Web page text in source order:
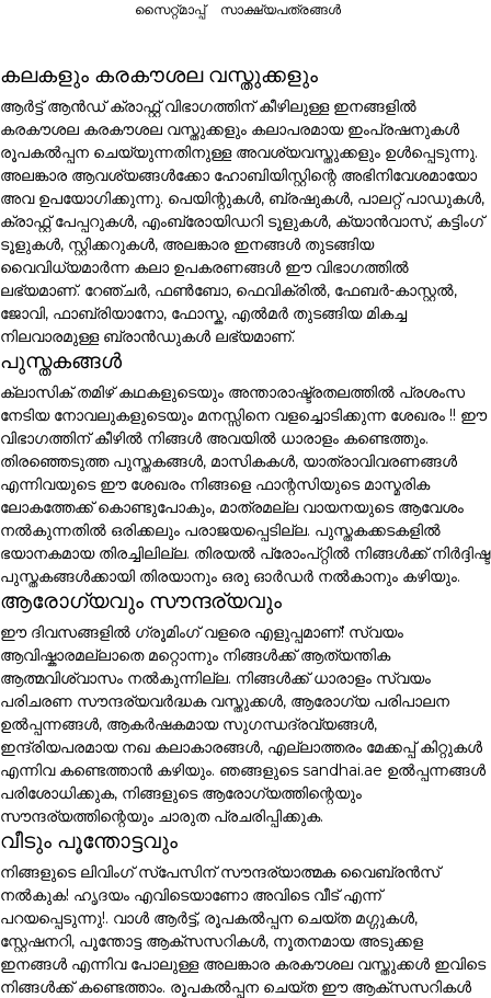
സൈറ്റ്മാപ്പ് സാക്ഷ്യപത്രങ്ങൾ
കലകളും കരകൗശല വസ്തുക്കളും
ആർട്ട് ആൻഡ് ക്രാഫ്റ്റ് വിഭാഗത്തിന് കീഴിലുള്ള ഇനങ്ങളിൽ
കരകൗശല കരകൗശല വസ്തുക്കളും കലാപരമായ ഇംപ്രഷനുകൾ
രൂപകൽപ്പന ചെയ്യുന്നതിനുള്ള അവശ്യവസ്തുക്കളും ഉൾപ്പെടുന്നു.
അലങ്കാര ആവശ്യങ്ങൾക്കോ ഹോബിയിസ്റ്റിന്റെ അഭിനിവേശമായോ
അവ ഉപയോഗിക്കുന്നു. പെയിന്റുകൾ, ബ്രഷുകൾ, പാലറ്റ് പാഡുകൾ,
ക്രാഫ്റ്റ് പേപ്പറുകൾ, എംബ്രോയിഡറി ടൂളുകൾ, ക്യാൻവാസ്, കട്ടിംഗ്
ടൂളുകൾ, സ്റ്റിക്കറുകൾ, അലങ്കാര ഇനങ്ങൾ തുടങ്ങിയ
വൈവിധ്യമാർന്ന കലാ ഉപകരണങ്ങൾ ഈ വിഭാഗത്തിൽ
ലഭ്യമാണ്. റേഞ്ചർ, ഫൺബോ, ഫെവിക്രിൽ, ഫേബർ-കാസ്റ്റൽ,
ജോവി, ഫാബ്രിയാനോ, ഫോസ്ക, എൽമർ തുടങ്ങിയ മികച്ച
നിലവാരമുള്ള ബ്രാൻഡുകൾ ലഭ്യമാണ്.
പുസ്തകങ്ങൾ
ക്ലാസിക് തമിഴ് കഥകളുടെയും അന്താരാഷ്ട്രതലത്തിൽ പ്രശംസ
നേടിയ നോവലുകളുടെയും മനസ്സിനെ വളച്ചൊടിക്കുന്ന ശേഖരം !! ഈ
വിഭാഗത്തിന് കീഴിൽ നിങ്ങൾ അവയിൽ ധാരാളം കണ്ടെത്തും.
തിരഞ്ഞെടുത്ത പുസ്തകങ്ങൾ, മാസികകൾ, യാത്രാവിവരണങ്ങൾ
എന്നിവയുടെ ഈ ശേഖരം നിങ്ങളെ ഫാന്റസിയുടെ മാസ്മരിക
ലോകത്തേക്ക് കൊണ്ടുപോകും, മാത്രമല്ല വായനയുടെ ആവേശം
നൽകുന്നതിൽ ഒരിക്കലും പരാജയപ്പെടില്ല. പുസ്തകക്കടകളിൽ
ഭയാനകമായ തിരച്ചിലില്ല. തിരയൽ പ്രോംപ്റ്റിൽ നിങ്ങൾക്ക് നിർദ്ദിഷ്ട
പുസ്തകങ്ങൾക്കായി തിരയാനും ഒരു ഓർഡർ നൽകാനും കഴിയും.
ആരോഗ്യവും സൗന്ദര്യവും
ഈ ദിവസങ്ങളിൽ ഗ്രൂമിംഗ് വളരെ എളുപ്പമാണ്! സ്വയം
ആവിഷ്കാരമല്ലാതെ മറ്റൊന്നും നിങ്ങൾക്ക് ആത്യന്തിക
ആത്മവിശ്വാസം നൽകുന്നില്ല. നിങ്ങൾക്ക് ധാരാളം സ്വയം
പരിചരണ സൗന്ദര്യവർദ്ധക വസ്തുക്കൾ, ആരോഗ്യ പരിപാലന
ഉൽപ്പന്നങ്ങൾ, ആകർഷകമായ സുഗന്ധദ്രവ്യങ്ങൾ,
ഇന്ദ്രിയപരമായ നഖ കലാകാരങ്ങൾ, എല്ലാത്തരം മേക്കപ്പ് കിറ്റുകൾ
എന്നിവ കണ്ടെത്താൻ കഴിയും. ഞങ്ങളുടെ sandhai.ae ഉൽപ്പന്നങ്ങൾ
പരിശോധിക്കുക, നിങ്ങളുടെ ആരോഗ്യത്തിന്റെയും
സൗന്ദര്യത്തിന്റെയും ചാരുത പ്രചരിപ്പിക്കുക.
വീടും പൂന്തോട്ടവും
നിങ്ങളുടെ ലിവിംഗ് സ്പേസിന് സൗന്ദര്യാത്മക വൈബ്രൻസ്
നൽകുക! ഹൃദയം എവിടെയാണോ അവിടെ വീട് എന്ന്
പറയപ്പെടുന്നു!. വാൾ ആർട്ട്, രൂപകൽപ്പന ചെയ്ത മഗ്ഗുകൾ,
സ്റ്റേഷനറി, പൂന്തോട്ട ആക്സസറികൾ, നൂതനമായ അടുക്കള
ഇനങ്ങൾ എന്നിവ പോലുള്ള അലങ്കാര കരകൗശല വസ്തുക്കൾ ഇവിടെ
നിങ്ങൾക്ക് കണ്ടെത്താം. രൂപകൽപ്പന ചെയ്ത ഈ ആക്സസറികൾ